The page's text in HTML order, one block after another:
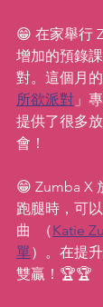
😁 在家舉行
增加的預錄
對。這個月
所欲派對 」
提供了很多
會！
😁 Zumba X
跑腿時，可
曲  （Katie
單）。在提
雙贏！🏆🏆